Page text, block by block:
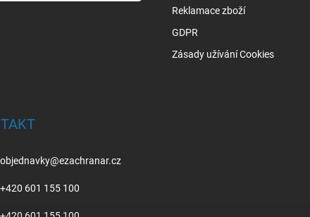
Reklamace zboží
GDPR
Zásady užívání Cookies
objednavky@ezachranar.cz
+420 601 155 100